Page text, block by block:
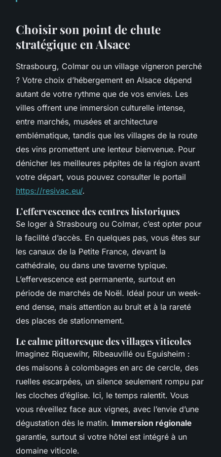
Choisir son point de chute
stratégique en Alsace
Strasbourg, Colmar ou un village vigneron perché
? Votre choix d’hébergement en Alsace dépend
autant de votre rythme que de vos envies. Les
villes offrent une immersion culturelle intense,
entre marchés, musées et architecture
emblématique, tandis que les villages de la route
des vins promettent une lenteur bienvenue. Pour
dénicher les meilleures pépites de la région avant
votre départ, vous pouvez consulter le portail
https://resivac.eu/.
L’effervescence des centres historiques
Se loger à Strasbourg ou Colmar, c’est opter pour
la facilité d’accès. En quelques pas, vous êtes sur
les canaux de la Petite France, devant la
cathédrale, ou dans une taverne typique.
L’effervescence est permanente, surtout en
période de marchés de Noël. Idéal pour un week-
end dense, mais attention au bruit et à la rareté
des places de stationnement.
Le calme pittoresque des villages viticoles
Imaginez Riquewihr, Ribeauvillé ou Eguisheim :
des maisons à colombages en arc de cercle, des
ruelles escarpées, un silence seulement rompu par
les cloches d’église. Ici, le temps ralentit. Vous
vous réveillez face aux vignes, avec l’envie d’une
dégustation dès le matin. Immersion régionale
garantie, surtout si votre hôtel est intégré à un
domaine viticole.